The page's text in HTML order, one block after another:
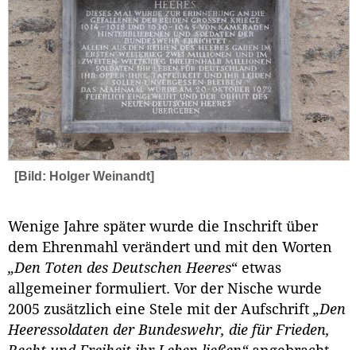
[Bild: Holger Weinandt]
Wenige Jahre später wurde die Inschrift über
dem Ehrenmahl verändert und mit den Worten
„Den Toten des Deutschen Heeres“ etwas
allgemeiner formuliert. Vor der Nische wurde
2005 zusätzlich eine Stele mit der Aufschrift „Den
Heeressoldaten der Bundeswehr, die für Frieden,